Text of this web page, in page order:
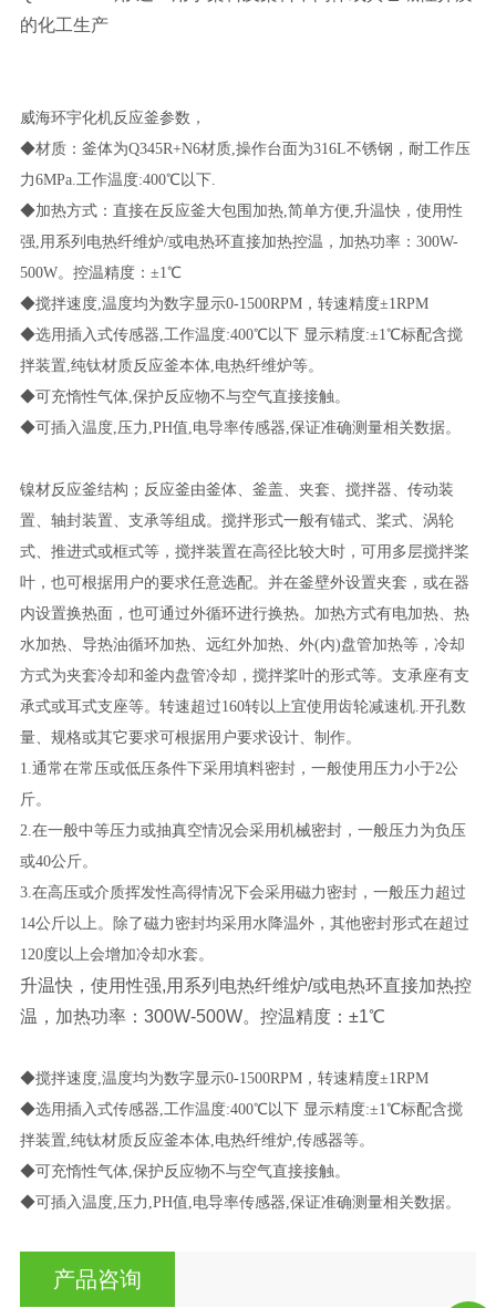
的化工生产
威海环宇化机反应釜参数，
◆材质：釜体为Q345R+N6材质,操作台面为316L不锈钢，耐工作压
力6MPa.工作温度:400℃以下.
◆加热方式：直接在反应釜大包围加热,简单方便,升温快，使用性
强,用系列电热纤维炉/或电热环直接加热控温，加热功率：300W-
500W。控温精度：±1℃
◆搅拌速度,温度均为数字显示0-1500RPM，转速精度±1RPM
◆选用插入式传感器,工作温度:400℃以下 显示精度:±1℃标配含搅
拌装置,纯钛材质反应釜本体,电热纤维炉等。
◆可充惰性气体,保护反应物不与空气直接接触。
◆可插入温度,压力,PH值,电导率传感器,保证准确测量相关数据。
镍材反应釜结构；反应釜由釜体、釜盖、夹套、搅拌器、传动装
置、轴封装置、支承等组成。搅拌形式一般有锚式、桨式、涡轮
式、推进式或框式等，搅拌装置在高径比较大时，可用多层搅拌桨
叶，也可根据用户的要求任意选配。并在釜壁外设置夹套，或在器
内设置换热面，也可通过外循环进行换热。加热方式有电加热、热
水加热、导热油循环加热、远红外加热、外(内)盘管加热等，冷却
方式为夹套冷却和釜内盘管冷却，搅拌桨叶的形式等。支承座有支
承式或耳式支座等。转速超过160转以上宜使用齿轮减速机.开孔数
量、规格或其它要求可根据用户要求设计、制作。
1.通常在常压或低压条件下采用填料密封，一般使用压力小于2公
斤。
2.在一般中等压力或抽真空情况会采用机械密封，一般压力为负压
或40公斤。
3.在高压或介质挥发性高得情况下会采用磁力密封，一般压力超过
14公斤以上。除了磁力密封均采用水降温外，其他密封形式在超过
120度以上会增加冷却水套。
升温快，使用性强,用系列电热纤维炉/或电热环直接加热控
温，加热功率：300W-500W。控温精度：±1℃
◆搅拌速度,温度均为数字显示0-1500RPM，转速精度±1RPM
◆选用插入式传感器,工作温度:400℃以下 显示精度:±1℃标配含搅
拌装置,纯钛材质反应釜本体,电热纤维炉,传感器等。
◆可充惰性气体,保护反应物不与空气直接接触。
◆可插入温度,压力,PH值,电导率传感器,保证准确测量相关数据。
产品咨询